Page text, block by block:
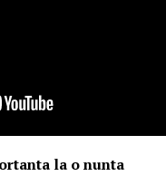
la o nunta